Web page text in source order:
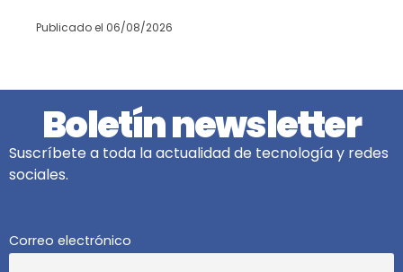
Publicado el 06/08/2026
Boletín newsletter
Suscríbete a toda la actualidad de tecnología y redes
sociales.
Correo electrónico